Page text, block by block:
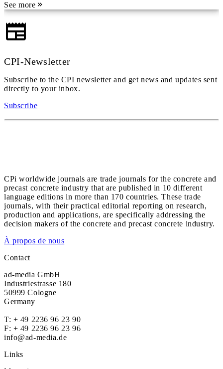
See more
CPI-Newsletter
Subscribe to the CPI newsletter and get news and updates sent
directly to your inbox.
Subscribe
CPi worldwide journals are trade journals for the concrete and
precast concrete industry that are published in 10 different
language editions in more than 170 countries. These trade
journals, with their practical editorial reporting on research,
production and applications, are specifically addressing the
decision makers of the concrete and precast concrete industry.
À propos de nous
Contact
ad-media GmbH
Industriestrasse 180
50999 Cologne
Germany
T: + 49 2236 96 23 90
F: + 49 2236 96 23 96
info@ad-media.de
Links